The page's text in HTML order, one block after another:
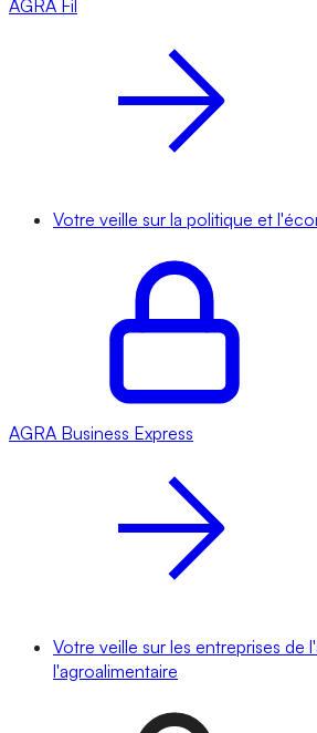
AGRA Fil
Votre veille sur la politique et
AGRA Business Express
Votre veille sur les entreprises de
l'agroalimentaire